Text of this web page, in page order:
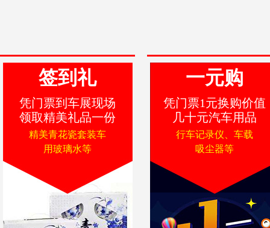
签到礼
凭门票到车展现场
领取精美礼品一份
精美青花瓷套装车
用玻璃水等
一元购
凭门票1元换购价值
几十元汽车用品
行车记录仪、车载
吸尘器等